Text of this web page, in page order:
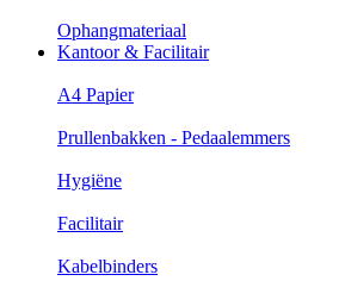
Ophangmateriaal
Kantoor & Facilitair
A4 Papier
Prullenbakken - Pedaalemmers
Hygiëne
Facilitair
Kabelbinders